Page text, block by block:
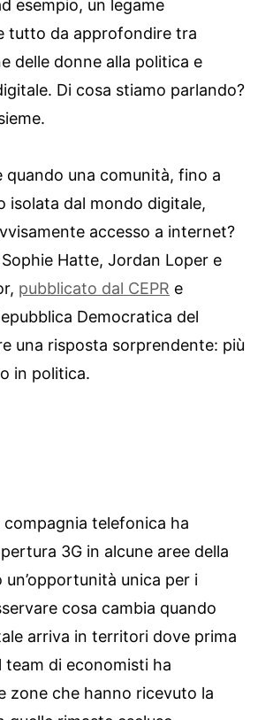
esempio, un legame
tutto da approfondire tra
delle donne alla politica e
Di cosa stiamo parlando?
quando una comunità, fino a
isolata dal mondo digitale,
accesso a internet?
Hatte, Jordan Loper e
pubblicato dal CEPR e
Democratica del
una risposta sorprendente: più
in politica.
compagnia telefonica ha
3G in alcune aree della
un’opportunità unica per i
cosa cambia quando
arriva in territori dove prima
team di economisti ha
zone che hanno ricevuto la